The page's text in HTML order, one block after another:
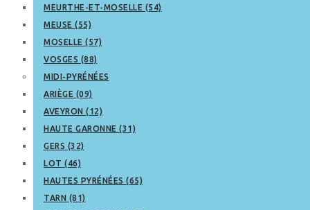
MEURTHE-ET-MOSELLE (54)
MEUSE (55)
MOSELLE (57)
VOSGES (88)
MIDI-PYRÉNÉES
ARIÈGE (09)
AVEYRON (12)
HAUTE GARONNE (31)
GERS (32)
LOT (46)
HAUTES PYRÉNÉES (65)
TARN (81)